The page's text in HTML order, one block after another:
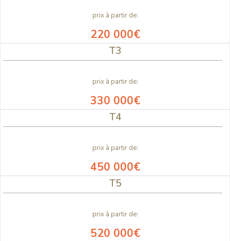
prix à partir de:
220 000€
T3
prix à partir de:
330 000€
T4
prix à partir de:
450 000€
T5
prix à partir de:
520 000€